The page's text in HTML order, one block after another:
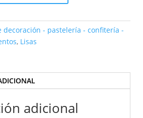
decoración - pastelería - confitería -
, Lisas
adicional